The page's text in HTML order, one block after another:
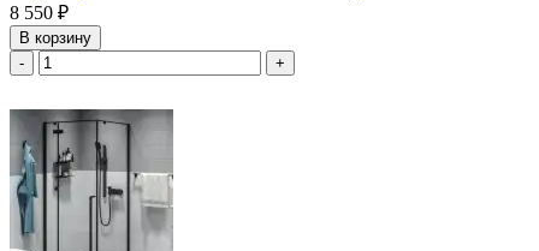
8 550 ₽
В корзину
-
+